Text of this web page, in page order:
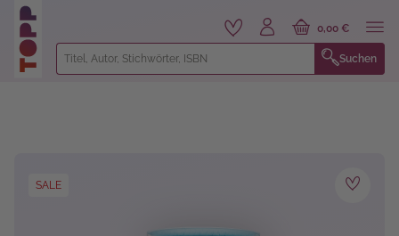
springen
Suchen
0,00 €
SALE